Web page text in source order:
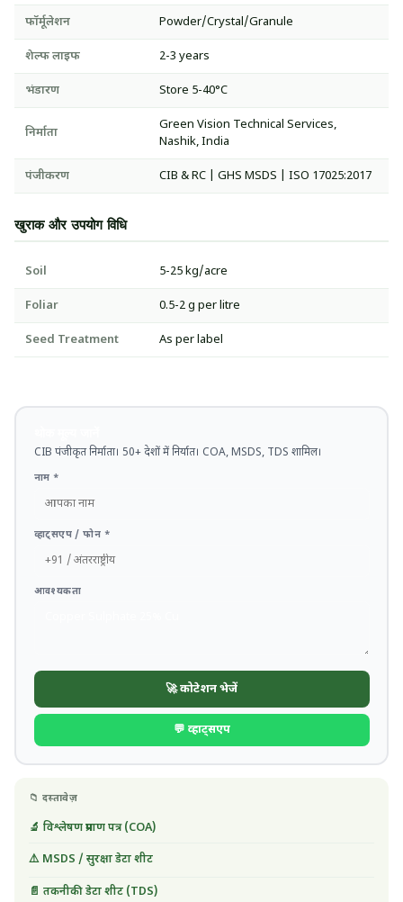
फॉर्मूलेशन Powder/Crystal/Granule
शेल्फ लाइफ 2-3 years
भंडारण Store 5-40°C
निर्माता
Green Vision Technical Services,
Nashik, India
पंजीकरण CIB & RC | GHS MSDS | ISO 17025:2017
खुराक और उपयोग विधि
Soil 5-25 kg/acre
Foliar 0.5-2 g per litre
Seed Treatment As per label
CIB पंजीकृत निर्माता। 50+ देशों में निर्यात। COA, MSDS, TDS शामिल।
नाम *
व्हाट्सएप / फोन *
आवश्यकता
🚀 कोटेशन भेजें
💬 व्हाट्सएप
📁 दस्तावेज़
🔬 विश्लेषण प्रमाण पत्र (COA)
⚠️ MSDS / सुरक्षा डेटा शीट
📄 तकनीकी डेटा शीट (TDS)